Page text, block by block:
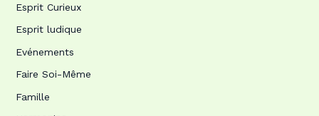
Esprit Curieux
Esprit ludique
Evénements
Faire Soi-Même
Famille